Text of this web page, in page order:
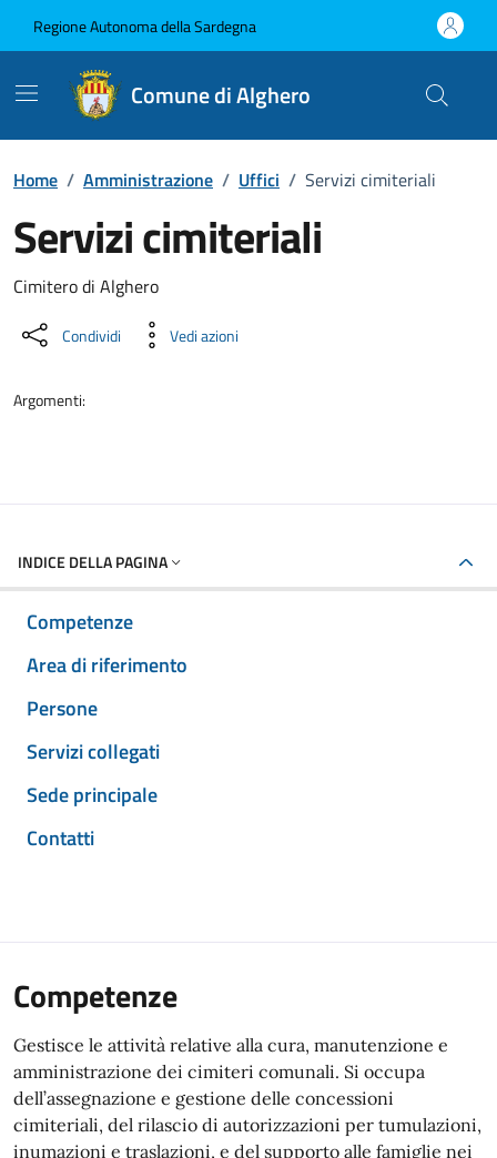
Regione Autonoma della Sardegna
Comune di Alghero
Home / Amministrazione / Uffici / Servizi cimiteriali
Servizi cimiteriali
Dettaglio dell'unità
Cimitero di Alghero
Condividi Vedi azioni
Argomenti:
INDICE DELLA PAGINA
Competenze
Area di riferimento
Persone
Servizi collegati
Sede principale
Contatti
Competenze
Gestisce le attività relative alla cura, manutenzione e
amministrazione dei cimiteri comunali. Si occupa
dell’assegnazione e gestione delle concessioni
cimiteriali, del rilascio di autorizzazioni per tumulazioni,
inumazioni e traslazioni, e del supporto alle famiglie nei